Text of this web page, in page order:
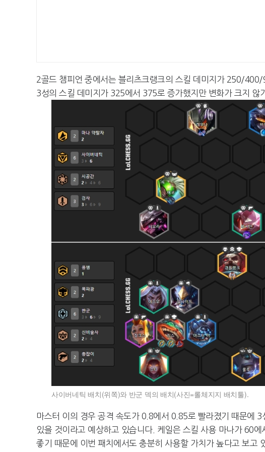
2골드 챔피언 중에서는 블리츠크랭크의 스킬 데미지가 250/
3성의 스킬 데미지가 325에서 375로 증가했지만 변화가 크지 않
사이버네틱 배치(위쪽)와 반군 덱의 배치(사진=롤체지지 배치툴).
마스터 이의 경우 공격 속도가 0.8에서 0.85로 빨라졌기 때문에
있을 것이라고 예상하고 있습니다. 케일은 스킬 사용 마나가 60
좋기 때문에 이번 패치에서도 충분히 사용할 가치가 높다고 보고